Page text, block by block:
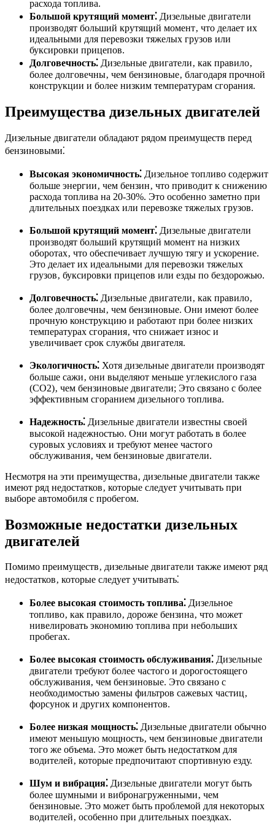
расхода топлива.
Большой крутящий момент⁚ Дизельные двигатели
производят больший крутящий момент‚ что делает их
идеальными для перевозки тяжелых грузов или
буксировки прицепов.
Долговечность⁚ Дизельные двигатели‚ как правило‚
более долговечны‚ чем бензиновые‚ благодаря прочной
конструкции и более низким температурам сгорания.
Преимущества дизельных двигателей
Дизельные двигатели обладают рядом преимуществ перед
бензиновыми⁚
Высокая экономичность⁚ Дизельное топливо содержит
больше энергии‚ чем бензин‚ что приводит к снижению
расхода топлива на 20-30%. Это особенно заметно при
длительных поездках или перевозке тяжелых грузов.
Большой крутящий момент⁚ Дизельные двигатели
производят больший крутящий момент на низких
оборотах‚ что обеспечивает лучшую тягу и ускорение.
Это делает их идеальными для перевозки тяжелых
грузов‚ буксировки прицепов или езды по бездорожью.
Долговечность⁚ Дизельные двигатели‚ как правило‚
более долговечны‚ чем бензиновые. Они имеют более
прочную конструкцию и работают при более низких
температурах сгорания‚ что снижает износ и
увеличивает срок службы двигателя.
Экологичность⁚ Хотя дизельные двигатели производят
больше сажи‚ они выделяют меньше углекислого газа
(CO2)‚ чем бензиновые двигатели; Это связано с более
эффективным сгоранием дизельного топлива.
Надежность⁚ Дизельные двигатели известны своей
высокой надежностью. Они могут работать в более
суровых условиях и требуют менее частого
обслуживания‚ чем бензиновые двигатели.
Несмотря на эти преимущества‚ дизельные двигатели также
имеют ряд недостатков‚ которые следует учитывать при
выборе автомобиля с пробегом.
Возможные недостатки дизельных
двигателей
Помимо преимуществ‚ дизельные двигатели также имеют ряд
недостатков‚ которые следует учитывать⁚
Более высокая стоимость топлива⁚ Дизельное
топливо‚ как правило‚ дороже бензина‚ что может
нивелировать экономию топлива при небольших
пробегах.
Более высокая стоимость обслуживания⁚ Дизельные
двигатели требуют более частого и дорогостоящего
обслуживания‚ чем бензиновые. Это связано с
необходимостью замены фильтров сажевых частиц‚
форсунок и других компонентов.
Более низкая мощность⁚ Дизельные двигатели обычно
имеют меньшую мощность‚ чем бензиновые двигатели
того же объема. Это может быть недостатком для
водителей‚ которые предпочитают спортивную езду.
Шум и вибрация⁚ Дизельные двигатели могут быть
более шумными и вибронагруженными‚ чем
бензиновые. Это может быть проблемой для некоторых
водителей‚ особенно при длительных поездках.